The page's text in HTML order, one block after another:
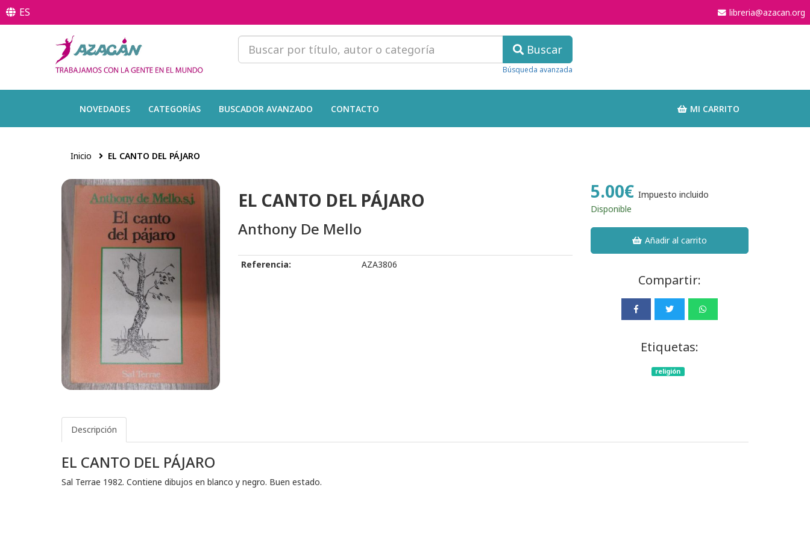
ES libreria@azacan.org
Buscar
Búsqueda avanzada
NOVEDADES CATEGORÍAS BUSCADOR AVANZADO CONTACTO MI CARRITO
Inicio EL CANTO DEL PÁJARO
EL CANTO DEL PÁJARO
Anthony De Mello
Referencia: AZA3806
5.00€ Impuesto incluido
Disponible
Añadir al carrito
Compartir:
Etiquetas:
religión
Descripción
EL CANTO DEL PÁJARO
Sal Terrae 1982. Contiene dibujos en blanco y negro. Buen estado.